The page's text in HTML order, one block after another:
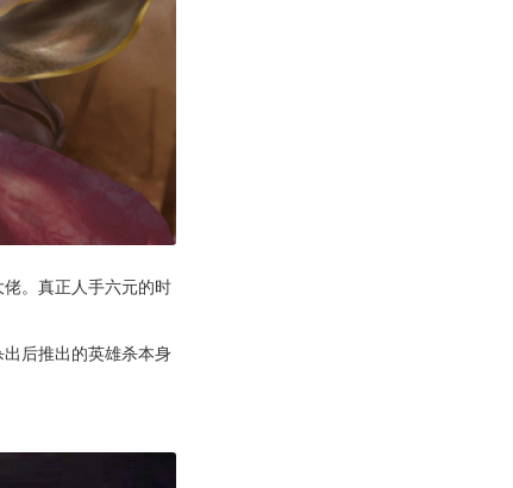
。真正人手六元的时
后推出的英雄杀本身